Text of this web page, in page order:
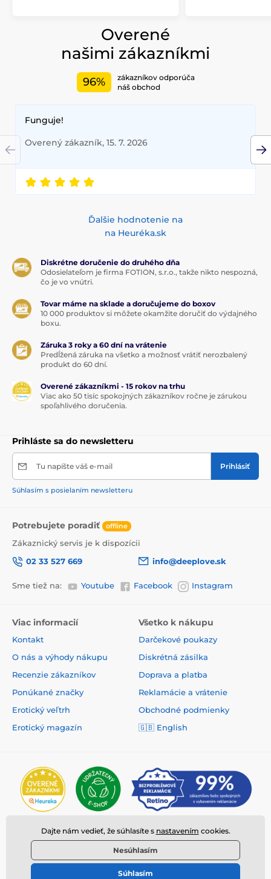
Overené
našimi zákazníkmi
96%
zákazníkov odporúča
náš obchod
Funguje!
Overený zákazník, 15. 7. 2026
Ďalšie hodnotenie na
na Heuréka.sk
Diskrétne doručenie do druhého dňa
Odosielateľom je firma FOTION, s.r.o., takže nikto nespozná,
čo je vo vnútri.
Tovar máme na sklade a doručujeme do boxov
10 000 produktov si môžete okamžite doručiť do výdajného
boxu.
Záruka 3 roky a 60 dní na vrátenie
Predĺžená záruka na všetko a možnosť vrátiť nerozbalený
produkt do 60 dní.
Overené zákazníkmi - 15 rokov na trhu
Viac ako 50 tisíc spokojných zákazníkov ročne je zárukou
spoľahlivého doručenia.
Prihláste sa do newsletteru
Tu napíšte váš e-mail Prihlásiť
Súhlasím s posielaním newsletteru
Potrebujete poradiť offline
Zákaznický servis je k dispozícii
02 33 527 669
info@deeplove.sk
Sme tiež na: Youtube Facebook Instagram
Viac informacií
Kontakt
O nás a výhody nákupu
Recenzie zákazníkov
Ponúkané značky
Erotický veľtrh
Erotický magazín
Všetko k nákupu
Darčekové poukazy
Diskrétná zásilka
Doprava a platba
Reklamácie a vrátenie
Obchodné podmienky
🇬🇧 English
© 2026 www.deeplove.sk ⦁ E-shop vytvorila
Dajte nám vedieť, že súhlasíte s nastavením cookies.
Nesúhlasím
Súhlasím